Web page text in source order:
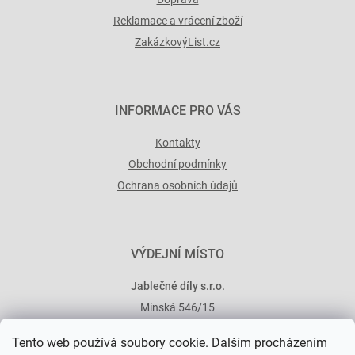
Tento web používá soubory cookie. Dalším procházením
Reklamace a vrácení zboží
ZakázkovýList.cz
INFORMACE PRO VÁS
Kontakty
Obchodní podmínky
Ochrana osobních údajů
VÝDEJNÍ MÍSTO
Jablečné díly s.r.o.
Minská 546/15